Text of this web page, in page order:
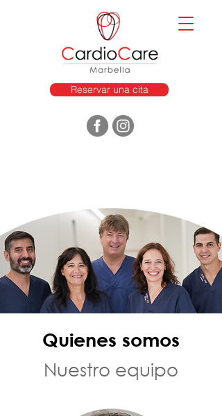
Reservar una cita
Quienes somos
Nuestro equipo